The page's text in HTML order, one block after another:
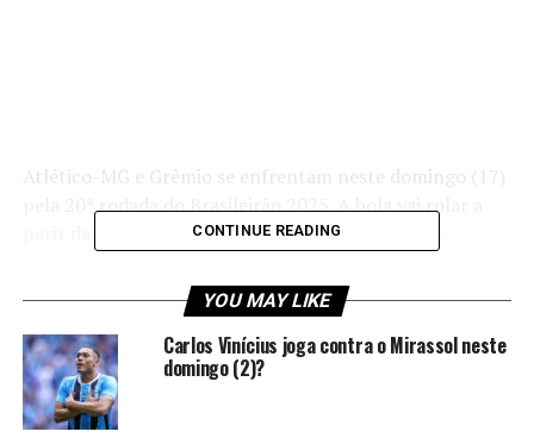
Atlético-MG e Grêmio se enfrentam neste domingo (17)
pela 20ª rodada do Brasileirão 2025. A bola vai rolar a
parir das 16h, na Arena MRV, em Belo Horizonte.
Confira as prováveis escalações
para Atlético-MG e Grêmio
Atlético-MG
CONTINUE READING
YOU MAY LIKE
Carlos Vinícius joga contra o Mirassol neste
domingo (2)?